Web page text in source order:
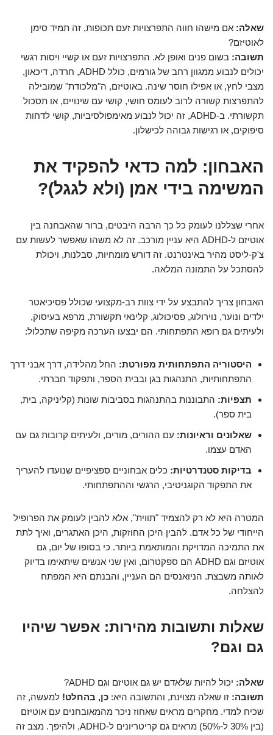
שאלה: אם מישהו חווה התפרצויות זעם תכופות, זה תמיד סימן
לאוטיזם?
תשובה: בשום פנים ואופן לא. התפרצויות זעם או קשיי ויסות רגשי
יכולים לנבוע ממגוון רחב של גורמים, כולל ADHD, חרדה, דיכאון,
מצבי לחץ, או אפילו חוסר שינה. באוטיזם, ה"מלכודת" שמובילה
להתפרצות קשורה לרוב לעומס חושי, קושי עם שינויים, או תסכול
תקשורתי. ב-ADHD, זה יכול לנבוע מאימפולסיביות, קושי לדחות
סיפוקים, או רגישות גבוהה לכישלון.
האבחון: למה כדאי להפקיד את
המשימה בידי אמן (ולא לגגל)?
אחרי שצללנו לעומק כל כך הרבה היבטים, ברור שהאבחנה בין
אוטיזם ל-ADHD היא עניין מורכב. זה לא משהו שאפשר לעשות עם
צ'ק-ליסט מהיר באינטרנט. זה דורש מומחיות, סבלנות, ויכולת
להסתכל על התמונה המלאה.
האבחון צריך להתבצע על ידי צוות רב-מקצועי שכולל פסיכיאטר
ילדים ונוער, נוירולוג, פסיכולוג, קלינאי תקשורת, מרפא בעיסוק,
ולעיתים גם רופא התפתחותי. הם יבצעו הערכה מקיפה שתכלול:
היסטוריה התפתחותית מפורטת: החל מהלידה, דרך אבני דרך
התפתחותיות, התנהגות בגן ובבית הספר, ותפקוד חברתי.
תצפיות: התבוננות בהתנהגות בסביבות שונות (קליניקה, בית,
בית ספר).
שאלונים וראיונות: עם ההורים, מורים, ולעיתים קרובות גם עם
האדם עצמו.
בדיקות סטנדרטיות: כלים אבחוניים ספציפיים שנועדו להעריך
את התפקוד הקוגניטיבי, הרגשי וההתפתחותי.
המטרה היא לא רק להצמיד "תווית", אלא להבין לעומק את הפרופיל
הייחודי של כל אדם. להבין היכן החוזקות, היכן האתגרים, ואיך לתת
את התמיכה המדויקת והמותאמת ביותר. כי בסופו של יום, גם
אוטיזם וגם ADHD הם ספקטרום, ואין שני אנשים שיתאימו בדיוק
לאותה משבצת. הניואנסים הם העניין, והבנתם היא המפתח
להצלחה.
שאלות ותשובות מהירות: אפשר שיהיו
גם וגם?
שאלה: יכול להיות שלאדם יש גם אוטיזם וגם ADHD?
תשובה: זו שאלה מצוינת, והתשובה היא: כן, בהחלט! למעשה, זה
שכיח למדי. מחקרים מראים שאחוז ניכר מהמאובחנים עם אוטיזם
(בין 30% ל-50%) מראים גם קריטריונים ל-ADHD, ולהיפך. מצב זה